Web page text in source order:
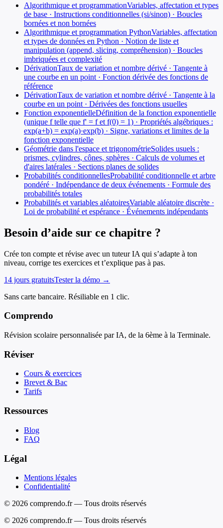
Algorithmique et programmationVariables, affectation et types
de base · Instructions conditionnelles (si/sinon) · Boucles
bornées et non bornées
Algorithmique et programmation PythonVariables, affectation
et types de données en Python · Notion de liste et
manipulation (append, slicing, compréhension) · Boucles
imbriquées et complexité
DérivationTaux de variation et nombre dérivé · Tangente à
une courbe en un point · Fonction dérivée des fonctions de
référence
DérivationTaux de variation et nombre dérivé · Tangente à la
courbe en un point · Dérivées des fonctions usuelles
Fonction exponentielleDéfinition de la fonction exponentielle
(unique f telle que f' = f et f(0) = 1) · Propriétés algébriques :
exp(a+b) = exp(a)·exp(b) · Signe, variations et limites de la
fonction exponentielle
Géométrie dans l'espace et trigonométrieSolides usuels :
prismes, cylindres, cônes, sphères · Calculs de volumes et
d'aires latérales · Sections planes de solides
Probabilités conditionnellesProbabilité conditionnelle et arbre
pondéré · Indépendance de deux événements · Formule des
probabilités totales
Probabilités et variables aléatoiresVariable aléatoire discrète ·
Loi de probabilité et espérance · Événements indépendants
Besoin d’aide sur ce chapitre ?
Crée ton compte et révise avec un tuteur IA qui s’adapte à ton
niveau, corrige tes exercices et t’explique pas à pas.
14 jours gratuitsTester la démo →
Sans carte bancaire. Résiliable en 1 clic.
Comprendo
Révision scolaire personnalisée par IA, de la 6ème à la Terminale.
Réviser
Cours & exercices
Brevet & Bac
Tarifs
Ressources
Blog
FAQ
Légal
Mentions légales
Confidentialité
© 2026 comprendo.fr — Tous droits réservés
© 2026 comprendo.fr — Tous droits réservés